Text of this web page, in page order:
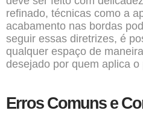
refinado, técnicas como a
acabamento nas bordas
seguir essas diretrizes, é
qualquer espaço de
desejado por quem aplica o
Erros Comuns e